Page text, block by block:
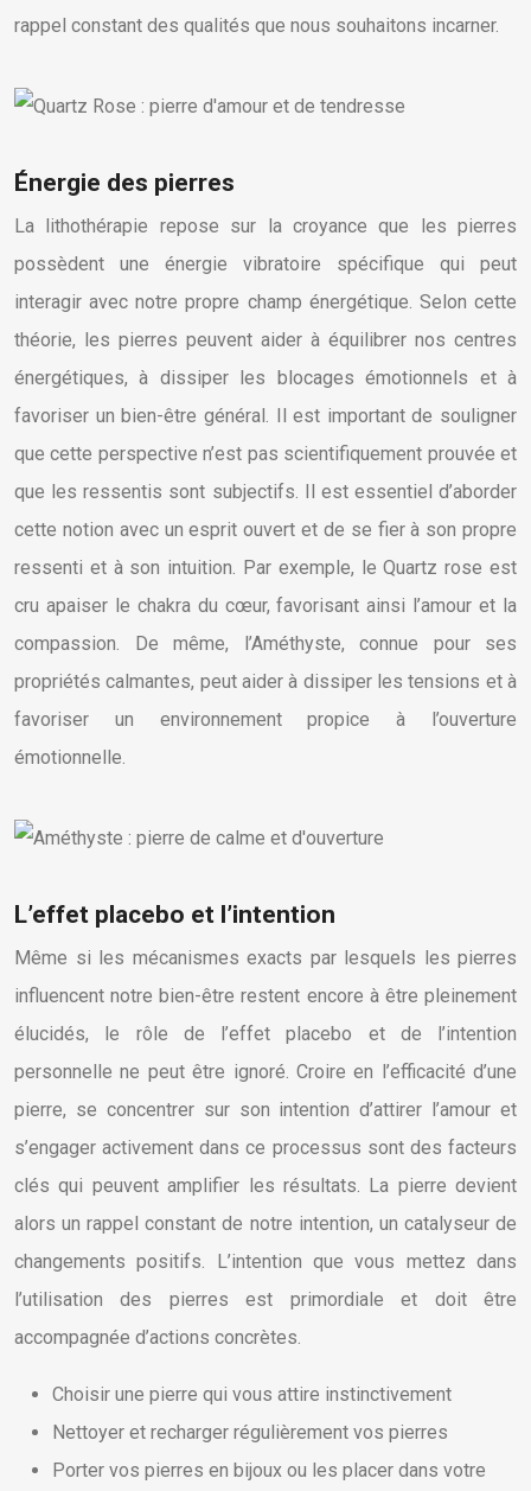
rappel constant des qualités que nous souhaitons incarner.
Énergie des pierres
La lithothérapie repose sur la croyance que les pierres
possèdent une énergie vibratoire spécifique qui peut
interagir avec notre propre champ énergétique. Selon cette
théorie, les pierres peuvent aider à équilibrer nos centres
énergétiques, à dissiper les blocages émotionnels et à
favoriser un bien-être général. Il est important de souligner
que cette perspective n’est pas scientifiquement prouvée et
que les ressentis sont subjectifs. Il est essentiel d’aborder
cette notion avec un esprit ouvert et de se fier à son propre
ressenti et à son intuition. Par exemple, le Quartz rose est
cru apaiser le chakra du cœur, favorisant ainsi l’amour et la
compassion. De même, l’Améthyste, connue pour ses
propriétés calmantes, peut aider à dissiper les tensions et à
favoriser un environnement propice à l’ouverture
émotionnelle.
L’effet placebo et l’intention
Même si les mécanismes exacts par lesquels les pierres
influencent notre bien-être restent encore à être pleinement
élucidés, le rôle de l’effet placebo et de l’intention
personnelle ne peut être ignoré. Croire en l’efficacité d’une
pierre, se concentrer sur son intention d’attirer l’amour et
s’engager activement dans ce processus sont des facteurs
clés qui peuvent amplifier les résultats. La pierre devient
alors un rappel constant de notre intention, un catalyseur de
changements positifs. L’intention que vous mettez dans
l’utilisation des pierres est primordiale et doit être
accompagnée d’actions concrètes.
Choisir une pierre qui vous attire instinctivement
Nettoyer et recharger régulièrement vos pierres
Porter vos pierres en bijoux ou les placer dans votre